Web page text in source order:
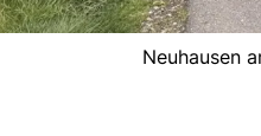
Neuhausen